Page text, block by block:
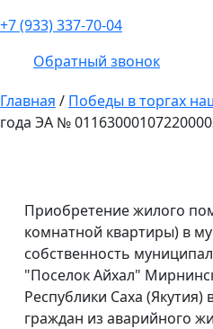
+7 (933) 337-70-04
Обратный звонок
Главная / Победы в торгах
года ЭА №
Приобретение жилого
комнатной квартиры) в
собственность
"Поселок Айхал"
Республики Саха (Якутия)
граждан из аварийного